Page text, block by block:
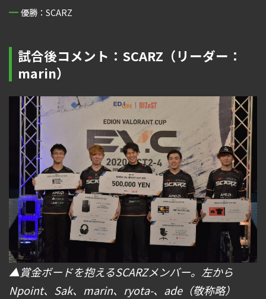
優勝：SCARZ
試合後コメント：SCARZ（リーダー：
marin）
▲賞金ボードを抱えるSCARZメンバー。左から
Npoint、Sak、marin、ryota-、ade（敬称略）